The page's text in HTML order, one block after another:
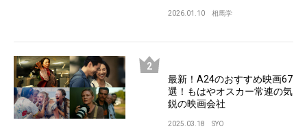
2026.01.10 相馬学
最新！A24のおすすめ映画67
選！もはやオスカー常連の気
鋭の映画会社
2025.03.18 SYO